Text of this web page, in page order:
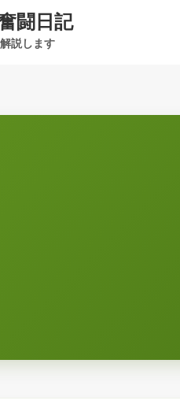
闘日記
説します